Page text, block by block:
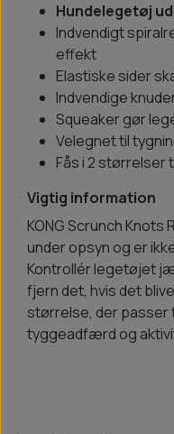
Hundelegetøj
Indvendigt
effekt
Elastiske sider
Indvendige
Squeaker gør
Velegnet til
Fås i 2 størrelser
Vigtig information
KONG Scrunch
under opsyn og er
Kontrollér legetøjet
fjern det, hvis det
størrelse, der passer
tyggeadfærd og